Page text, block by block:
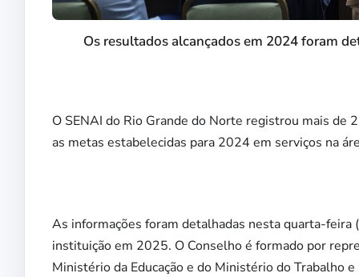
Os resultados alcançados em 2024 foram
O SENAI do Rio Grande do Norte registrou mais
as metas estabelecidas para 2024 em serviços na
As informações foram detalhadas nesta quarta-feira
instituição em 2025. O Conselho é formado por
Ministério da Educação e do Ministério do Trabalho e